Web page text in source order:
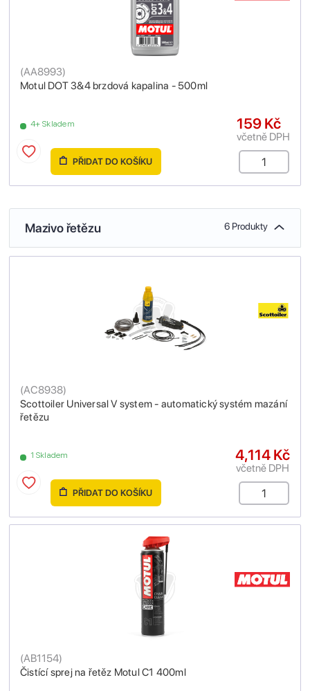
Motul DOT 3&4 brzdová kapalina - 500ml
(AA8993)
4+ Skladem 159 Kč
včetně DPH
PŘIDAT DO KOŠÍKU
Mazivo řetězu 6 Produkty
Scottoiler Universal V system - automatický systém mazání
řetězu
(AC8938)
1 Skladem 4,114 Kč
včetně DPH
PŘIDAT DO KOŠÍKU
Čistící sprej na řetěz Motul C1 400ml
(AB1154)